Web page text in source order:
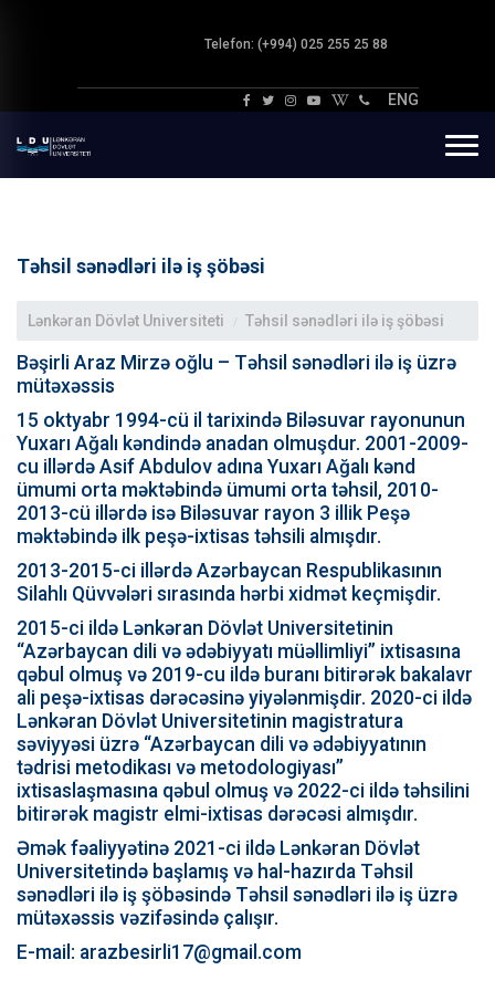
Telefon: (+994) 025 255 25 88
ENG
Təhsil sənədləri ilə iş şöbəsi
Lənkəran Dövlət Universiteti Təhsil sənədləri ilə iş şöbəsi
Bəşirli Araz Mirzə oğlu – Təhsil sənədləri ilə iş üzrə
mütəxəssis
15 oktyabr 1994-cü il tarixində Biləsuvar rayonunun
Yuxarı Ağalı kəndində anadan olmuşdur. 2001-2009-
cu illərdə Asif Abdulov adına Yuxarı Ağalı kənd
ümumi orta məktəbində ümumi orta təhsil, 2010-
2013-cü illərdə isə Biləsuvar rayon 3 illik Peşə
məktəbində ilk peşə-ixtisas təhsili almışdır.
2013-2015-ci illərdə Azərbaycan Respublikasının
Silahlı Qüvvələri sırasında hərbi xidmət keçmişdir.
2015-ci ildə Lənkəran Dövlət Universitetinin
“Azərbaycan dili və ədəbiyyatı müəllimliyi” ixtisasına
qəbul olmuş və 2019-cu ildə buranı bitirərək bakalavr
ali peşə-ixtisas dərəcəsinə yiyələnmişdir. 2020-ci ildə
Lənkəran Dövlət Universitetinin magistratura
səviyyəsi üzrə “Azərbaycan dili və ədəbiyyatının
tədrisi metodikası və metodologiyası”
ixtisaslaşmasına qəbul olmuş və 2022-ci ildə təhsilini
bitirərək magistr elmi-ixtisas dərəcəsi almışdır.
Əmək fəaliyyətinə 2021-ci ildə Lənkəran Dövlət
Universitetində başlamış və hal-hazırda Təhsil
sənədləri ilə iş şöbəsində Təhsil sənədləri ilə iş üzrə
mütəxəssis vəzifəsində çalışır.
E-mail: arazbesirli17@gmail.com